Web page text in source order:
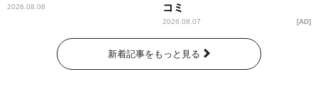
2026.08.08
コミ
2026.08.07 AD
新着記事をもっと見る